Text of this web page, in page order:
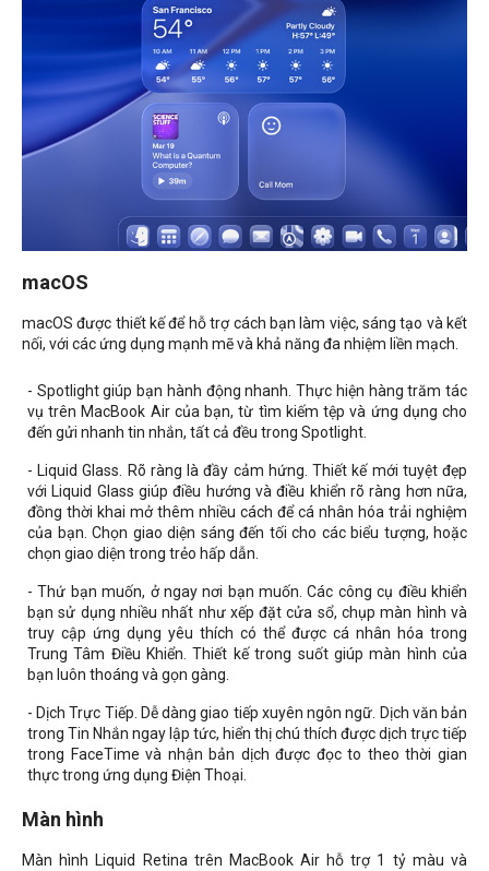
macOS
macOS được thiết kế để hỗ trợ cách bạn làm việc, sáng tạo và kết
nối, với các ứng dụng mạnh mẽ và khả năng đa nhiệm liền mạch.
- Spotlight giúp bạn hành động nhanh. Thực hiện hàng trăm tác
vụ trên MacBook Air của bạn, từ tìm kiếm tệp và ứng dụng cho
đến gửi nhanh tin nhắn, tất cả đều trong Spotlight.
- Liquid Glass. Rõ ràng là đầy cảm hứng. Thiết kế mới tuyệt đẹp
với Liquid Glass giúp điều hướng và điều khiển rõ ràng hơn nữa,
đồng thời khai mở thêm nhiều cách để cá nhân hóa trải nghiệm
của bạn. Chọn giao diện sáng đến tối cho các biểu tượng, hoặc
chọn giao diện trong trẻo hấp dẫn.
- Thứ bạn muốn, ở ngay nơi bạn muốn. Các công cụ điều khiển
bạn sử dụng nhiều nhất như xếp đặt cửa sổ, chụp màn hình và
truy cập ứng dụng yêu thích có thể được cá nhân hóa trong
Trung Tâm Điều Khiển. Thiết kế trong suốt giúp màn hình của
bạn luôn thoáng và gọn gàng.
- Dịch Trực Tiếp. Dễ dàng giao tiếp xuyên ngôn ngữ. Dịch văn bản
trong Tin Nhắn ngay lập tức, hiển thị chú thích được dịch trực tiếp
trong FaceTime và nhận bản dịch được đọc to theo thời gian
thực trong ứng dụng Điện Thoại.
Màn hình
Màn hình Liquid Retina trên MacBook Air hỗ trợ 1 tỷ màu và